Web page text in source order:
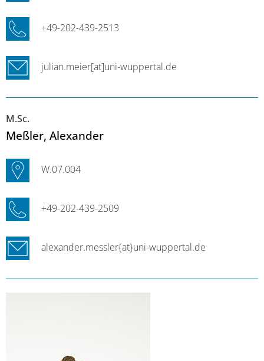
+49-202-439-2513
julian.meier[at]uni-wuppertal.de
M.Sc.
Meßler, Alexander
W.07.004
+49-202-439-2509
alexander.messler{at}uni-wuppertal.de